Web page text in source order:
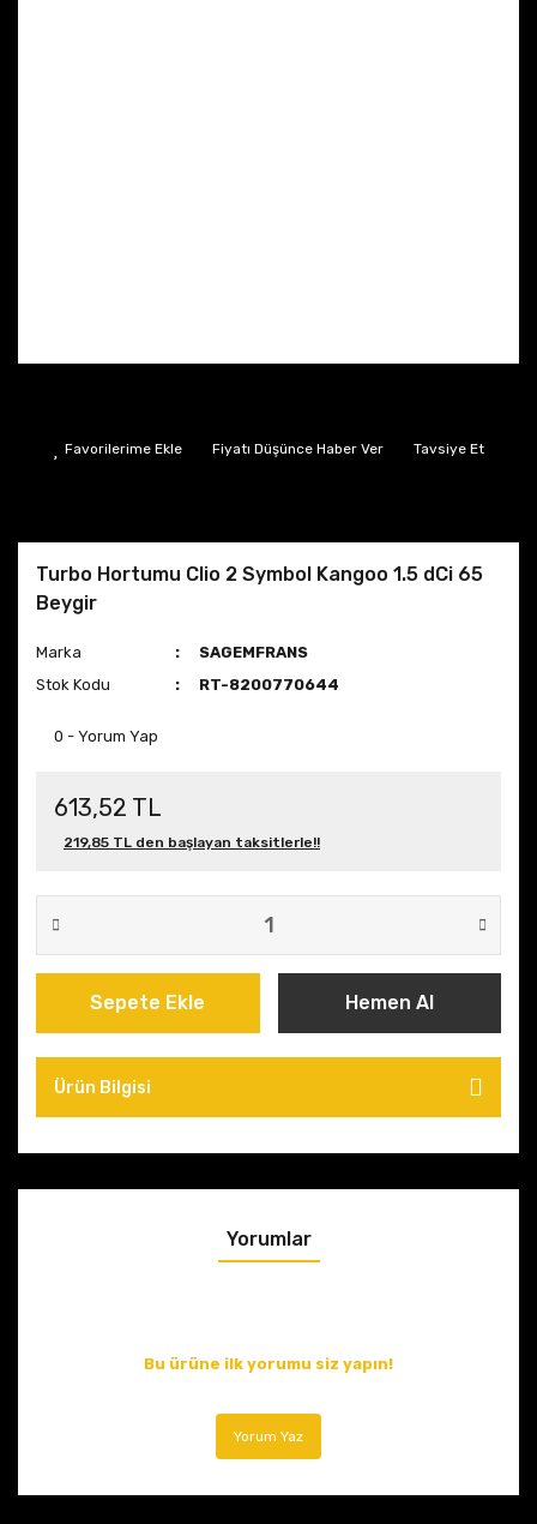
Fiyatı Düşünce Haber Ver Tavsiye Et
Turbo Hortumu Clio 2 Symbol Kangoo 1.5 dCi 65
Beygir
Marka
SAGEMFRANS
Stok Kodu
RT-8200770644
0 - Yorum Yap
613,52 TL
219,85 TL den başlayan taksitlerle!!
Sepete Ekle Hemen Al
Ürün Bilgisi
Yorumlar
Bu ürüne ilk yorumu siz yapın!
Yorum Yaz